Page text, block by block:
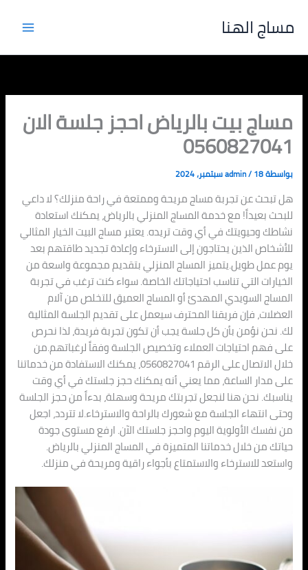
مساج الهنا
مساج بيت بالرياض احجز جلسة الان
0560827041
بواسطة admin/18 سبتمبر، 2024
هل تبحث عن تجربة مساج مريحة وممتعة في راحة منزلك؟ لا داعي
للبحث بعيداً! مع خدمة المساج المنزلي بالرياض، يمكنك استعادة
نشاطك وحيويتك في أي وقت تريده. يعتبر مساج البيت الخيار المثالي
للأشخاص الذين يحتاجون إلى الاسترخاء وإعادة تجديد طاقتهم بعد
يوم عمل طويل.يتميز المساج المنزلي بتقديم مجموعة واسعة من
الخيارات التي تناسب احتياجاتك الخاصة. سواء كنت ترغب في تجربة
المساج السويدي المهدئ أو المساج العميق للتخلص من آلام
العضلات، فإن فريقنا المحترف سيعمل على تقديم الجلسة المثالية
لك. نحن نؤمن بأن كل جلسة يجب أن تكون تجربة فريدة، لذا نحرص
على فهم احتياجات العملاء وتخصيص الجلسة وفقاً لرغباتهم.من
خلال الاتصال على الرقم 0560827041، يمكنك الاستفادة من خدماتنا
على مدار الساعة، مما يعني أنه يمكنك حجز جلستك في أي وقت
يناسبك. نحن هنا لنجعل تجربتك مريحة وسهلة، بدءاً من حجز الجلسة
وحتى انتهاء الجلسة مع شعورك بالراحة والاسترخاء.لا تتردد، اجعل
من نفسك الأولوية اليوم واحجز جلستك الآن. ارفع مستوى جودة
حياتك من خلال خدماتنا المتميزة في المساج المنزلي بالرياض.
واستعد للاسترخاء والاستمتاع بأجواء راقية ومريحة في منزلك.